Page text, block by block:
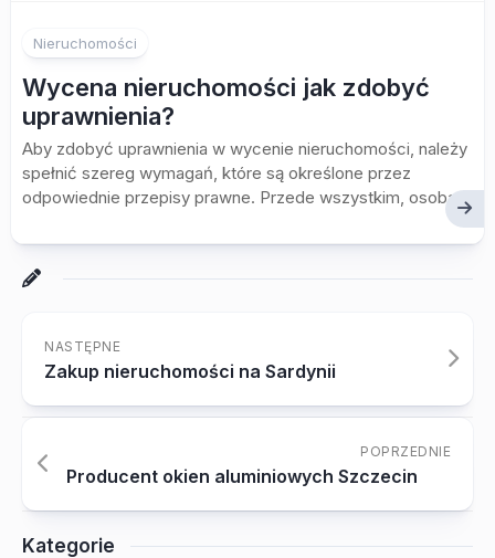
Nieruchomości
Wycena nieruchomości jak zdobyć
uprawnienia?
Aby zdobyć uprawnienia w wycenie nieruchomości, należy
spełnić szereg wymagań, które są określone przez
odpowiednie przepisy prawne. Przede wszystkim, osoba...
NASTĘPNE
Zakup nieruchomości na Sardynii
POPRZEDNIE
Producent okien aluminiowych Szczecin
Kategorie